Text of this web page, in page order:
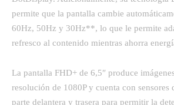
permite que la pantalla cambie
60Hz, 50Hz y 30Hz**, lo que le permite
refresco al contenido mientras ahorra
La pantalla FHD+ de 6,5″ produce
resolución de 1080P y cuenta con sensores
parte delantera y trasera para permitir la